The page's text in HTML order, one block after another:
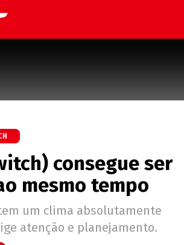
consegue ser
mesmo tempo
um clima absolutamente
atenção e planejamento.